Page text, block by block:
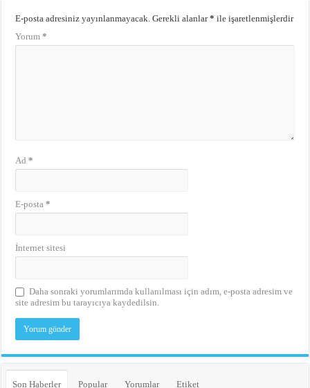
E-posta adresiniz yayınlanmayacak. Gerekli alanlar* ile işaretlenmişlerdir
Yorum*
Ad*
E-posta*
İnternet sitesi
Daha sonraki yorumlarımda kullanılması için adım, e-posta adresim ve
site adresim bu tarayıcıya kaydedilsin.
Son Haberler Popular Yorumlar Etiket